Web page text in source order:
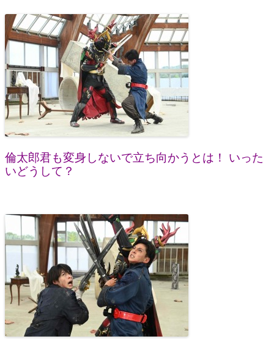
倫太郎君も変身しないで立ち向かうとは！ いった
いどうして？